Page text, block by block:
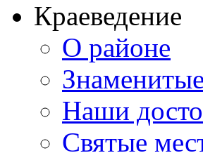
Краеведение
О районе
Наши
Святые